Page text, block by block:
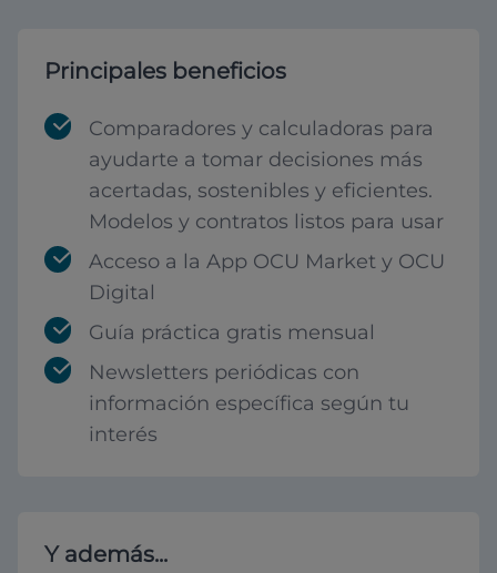
Principales beneficios
Comparadores y calculadoras para
ayudarte a tomar decisiones más
acertadas, sostenibles y eficientes.
Modelos y contratos listos para usar
Acceso a la App OCU Market y OCU
Digital
Guía práctica gratis mensual
Newsletters periódicas con
información específica según tu
interés
Y además...